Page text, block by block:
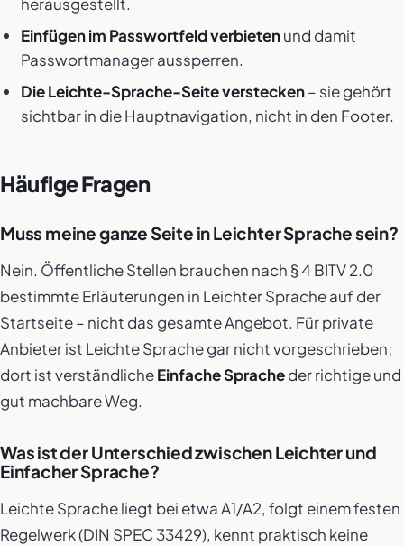
Einfügen im Passwortfeld verbietenund damit
Passwortmanager aussperren.
Die Leichte-Sprache-Seite verstecken– sie gehört
sichtbar in die Hauptnavigation, nicht in den Footer.
Häufige Fragen
Muss meine ganze Seite in Leichter Sprache sein?
Nein. Öffentliche Stellen brauchen nach § 4 BITV 2.0
bestimmte Erläuterungen in Leichter Sprache auf der
Startseite – nicht das gesamte Angebot. Für private
Anbieter ist Leichte Sprache gar nicht vorgeschrieben;
dort ist verständlicheEinfache Spracheder richtige und
gut machbare Weg.
Was ist der Unterschied zwischen Leichter und
Einfacher Sprache?
Leichte Sprache liegt bei etwa A1/A2, folgt einem festen
Regelwerk (DIN SPEC 33429), kennt praktisch keine